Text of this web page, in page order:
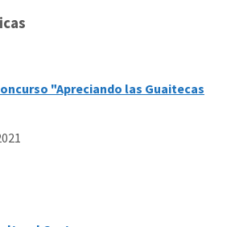
"Apreciando las Guaitecas